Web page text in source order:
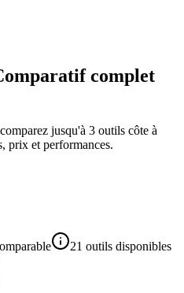
complet
jusqu'à 3 outils côte à
prix et performances.
21 outils disponibles